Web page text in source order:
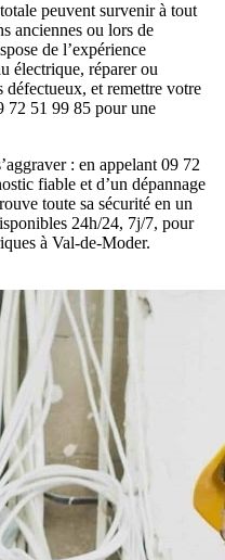
peuvent survenir à tout
anciennes ou lors de
de l’expérience
électrique, réparer ou
défectueux, et remettre votre
72 51 99 85 pour une
: en appelant 09 72
fiable et d’un dépannage
toute sa sécurité en un
24h/24, 7j/7, pour
à Val-de-Moder.